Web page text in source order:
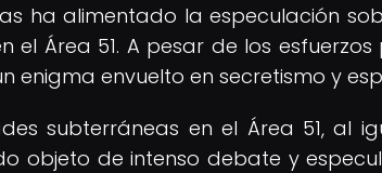
ha alimentado la especulación
Área 51. A pesar de los
enigma envuelto en secretismo y
subterráneas en el Área 51, al
objeto de intenso debate y